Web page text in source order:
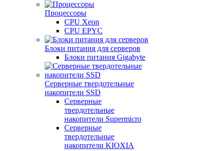
Процессоры
CPU Xeon
CPU EPYC
Блоки питания для серверов
Блоки питания Gigabyte
Серверные твердотельные
накопители SSD
Cерверные
твердотельные
накопители Supermicro
Cерверные
твердотельные
накопители KIOXIA